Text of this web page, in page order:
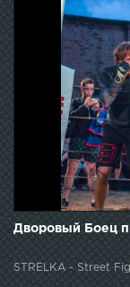
Дворовый Боец
STRELKA - Street